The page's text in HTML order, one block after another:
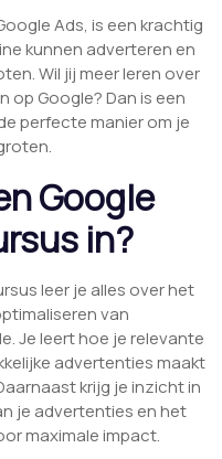
Ads, is een krachtig
kunnen adverteren en
Wil jij meer leren over
Google? Dan is een
perfecte manier om je
Google
in?
leer je alles over het
van
Je leert hoe je relevante
advertenties maakt
krijg je inzicht in
je advertenties en het
maximale impact.